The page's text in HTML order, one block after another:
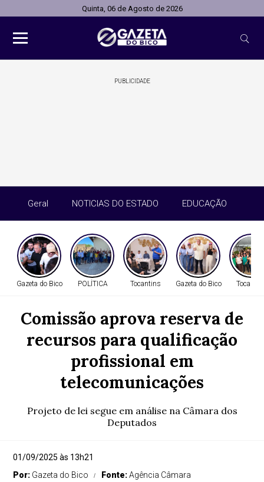
Quinta, 06 de Agosto de 2026
PUBLICIDADE
Geral NOTICIAS DO ESTADO EDUCAÇÃO
Gazeta do Bico POLÍTICA Tocantins Gazeta do Bico
Comissão aprova reserva de
recursos para qualificação
profissional em
telecomunicações
Projeto de lei segue em análise na Câmara dos
Deputados
01/09/2025 às 13h21
Por: Gazeta do Bico Fonte:Agência Câmara